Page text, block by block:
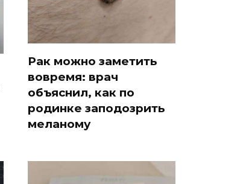
Рак можно заметить
вовремя: врач
объяснил, как по
родинке заподозрить
меланому